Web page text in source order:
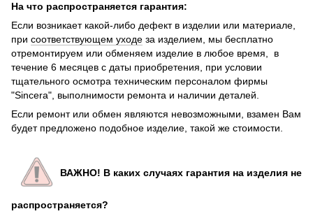
На что распространяется гарантия:
Если возникает какой-либо дефект в изделии или материале,
при соответствующем уходе за изделием, мы бесплатно
отремонтируем или обменяем изделие в любое время, в
течение 6 месяцев с даты приобретения, при условии
тщательного осмотра техническим персоналом фирмы
"Sincera", выполнимости ремонта и наличии деталей.
Если ремонт или обмен являются невозможными, взамен Вам
будет предложено подобное изделие, такой же стоимости.
ВАЖНО! В каких случаях гарантия на изделия не
распространяется?